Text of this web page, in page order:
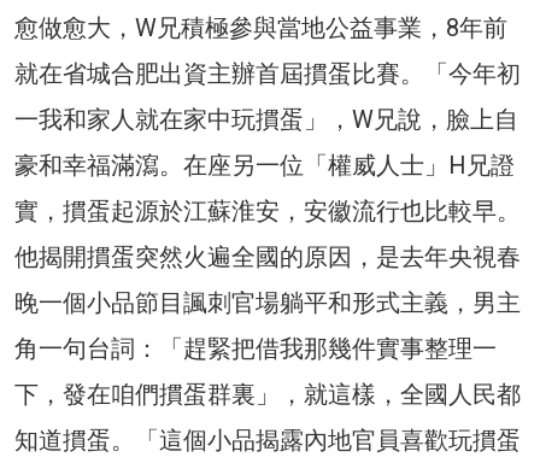
愈做愈大，W兄積極參與當地公益事業，8年前
就在省城合肥出資主辦首屆摜蛋比賽。「今年初
一我和家人就在家中玩摜蛋」，W兄說，臉上自
豪和幸福滿瀉。在座另一位「權威人士」H兄證
實，摜蛋起源於江蘇淮安，安徽流行也比較早。
他揭開摜蛋突然火遍全國的原因，是去年央視春
晚一個小品節目諷刺官場躺平和形式主義，男主
角一句台詞：「趕緊把借我那幾件實事整理一
下，發在咱們摜蛋群裏」，就這樣，全國人民都
知道摜蛋。「這個小品揭露內地官員喜歡玩摜蛋